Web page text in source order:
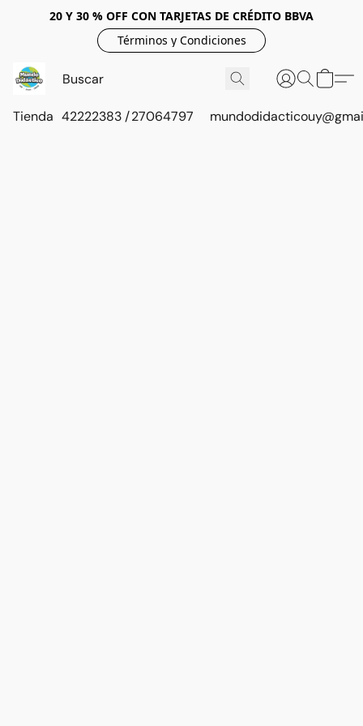
20 Y 30 % OFF CON TARJETAS DE CRÉDITO BBVA
Términos y Condiciones
Tienda 42222383 / 27064797